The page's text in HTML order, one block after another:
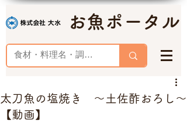
お魚ポータル
太刀魚の塩焼き ～土佐酢おろし～
【動画】